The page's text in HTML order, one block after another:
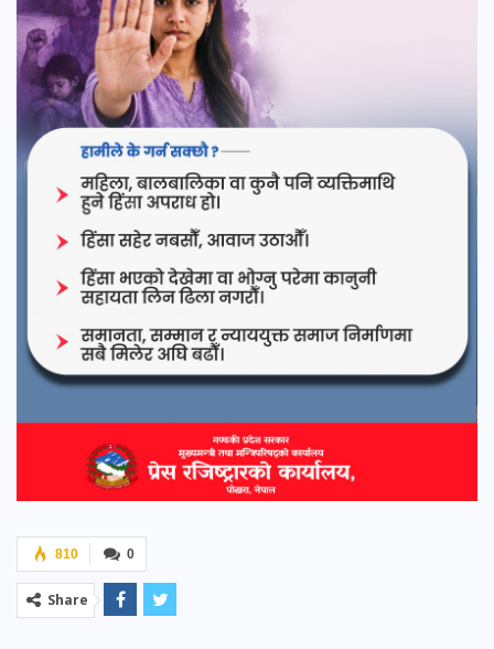
0
810
Share